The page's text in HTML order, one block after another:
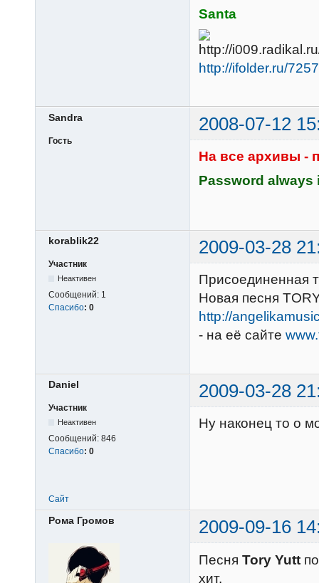
Santa
http://ifolder.ru/
Sandra 2008-07-12
Гость
На все архивы -
Password always
korablik22 2009-03-28
Участник
Неактивен
Сообщений: 1
Спасибо: 0
Присоединенная
Новая песня
http://
- на её сайте
Daniel 2009-03-28
Участник
Неактивен
Сообщений: 846
Спасибо: 0
Ну наконец то о
Сайт
Рома Громов 2009-09-16
Песня Tory Yutt
хит.